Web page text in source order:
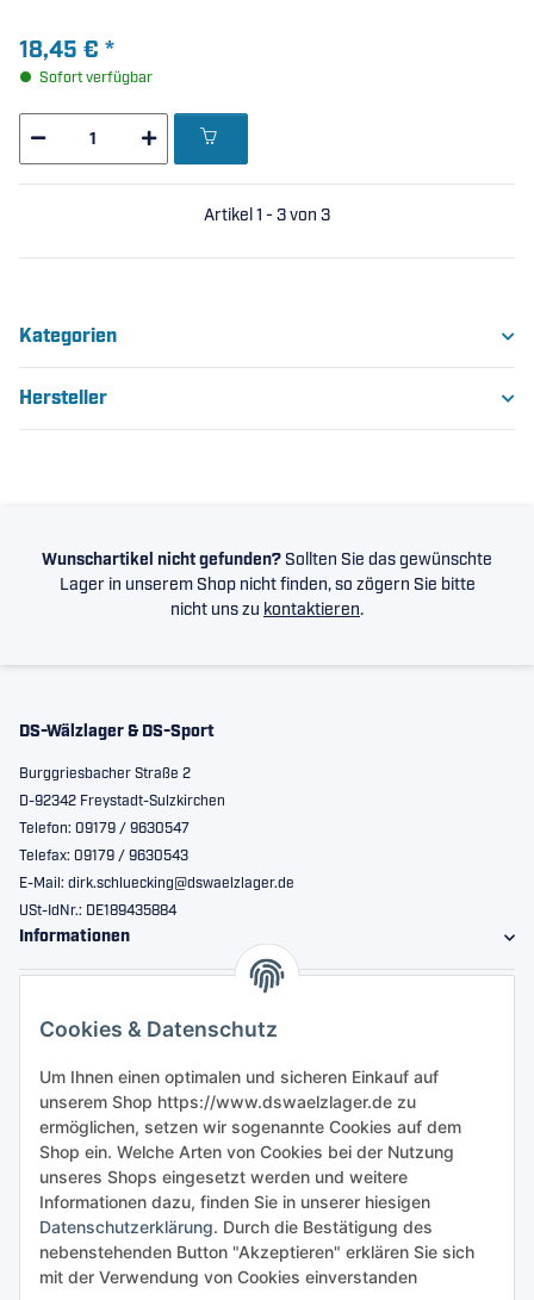
Cookies & Datenschutz
Um Ihnen einen optimalen und sicheren Einkauf auf
unserem Shop https://www.dswaelzlager.de zu
ermöglichen, setzen wir sogenannte Cookies auf dem
Shop ein. Welche Arten von Cookies bei der Nutzung
unseres Shops eingesetzt werden und weitere
Informationen dazu, finden Sie in unserer hiesigen
Datenschutzerklärung. Durch die Bestätigung des
nebenstehenden Button "Akzeptieren" erklären Sie sich
mit der Verwendung von Cookies einverstanden
18,45 € *
Sofort verfügbar
Artikel 1 - 3 von 3
Kategorien
Hersteller
Wunschartikel nicht gefunden? Sollten Sie das gewünschte
Lager in unserem Shop nicht finden, so zögern Sie bitte
nicht uns zu kontaktieren.
DS-Wälzlager & DS-Sport
Burggriesbacher Straße 2
D-92342 Freystadt-Sulzkirchen
Telefon: 09179 / 9630547
Telefax: 09179 / 9630543
E-Mail: dirk.schluecking@dswaelzlager.de
USt-IdNr.: DE189435884
Informationen